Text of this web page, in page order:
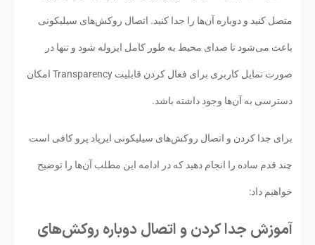
متصل کنید و دوباره آن‌ها را جدا کنید. اتصال روکش‌های سیلیکونی
باعث می‌شود تا صدای محیط به طور کامل ایزوله شود و تنها در
صورت تمایل کاربری برای فعال کردن قابلیت Transparency امکان
دسترسی به آن‌ها وجود داشته باشد.
برای جدا کردن و اتصال روکش‌های سیلیکونی ایرپاد پرو کافی است
چند قدم ساده را انجام دهید که در ادامه این مطلب آن‌ها را توضیح
خواهیم داد:
آموزش جدا کردن و اتصال دوباره روکش‌های